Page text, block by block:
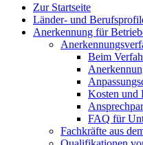
Zur Startseite
Länder- und
Anerkennung für
Beim
Kosten und
FAQ für
Fachkräfte aus